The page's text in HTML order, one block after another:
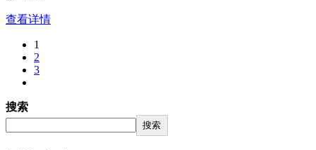
查看详情
1
2
3
搜索
搜索